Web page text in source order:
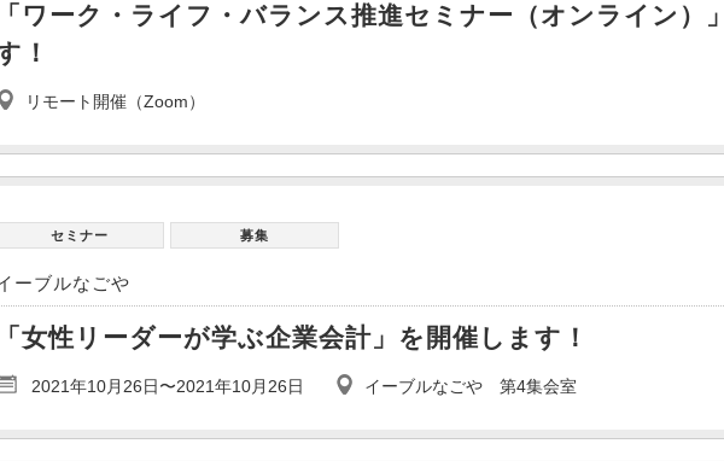
「ワーク・ライフ・バランス推進セミナー（オンライン）
！
リモート開催（Zoom）
セミナー 募集
ーブルなごや
「女性リーダーが学ぶ企業会計」を開催します！
2021年10月26日〜2021年10月26日 イーブルなごや 第4集会室